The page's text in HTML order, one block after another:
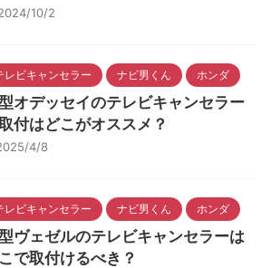
10/2
レビキャンセラー ナビ男くん ホンダ
オデッセイのテレビキャンセラー
付はどこがオススメ？
4/8
レビキャンセラー ナビ男くん ホンダ
ヴェゼルのテレビキャンセラーは
で取付けるべき？